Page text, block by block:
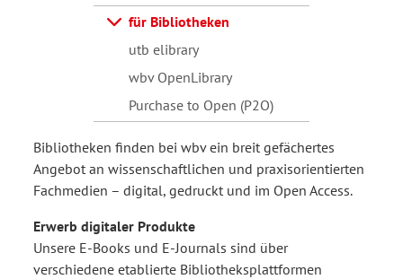
für Bibliotheken
utb elibrary
wbv OpenLibrary
Purchase to Open (P2O)
Bibliotheken finden bei wbv ein breit gefächertes
Angebot an wissenschaftlichen und praxisorientierten
Fachmedien – digital, gedruckt und im Open Access.
Erwerb digitaler Produkte
Unsere E-Books und E-Journals sind über
verschiedene etablierte Bibliotheksplattformen